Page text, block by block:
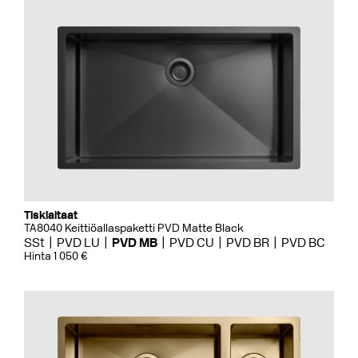
Tiskialtaat
TA8040 Keittiöallaspaketti PVD Matte Black
SSt PVD LU PVD MB PVD CU PVD BR PVD BC
Hinta 1 050 €